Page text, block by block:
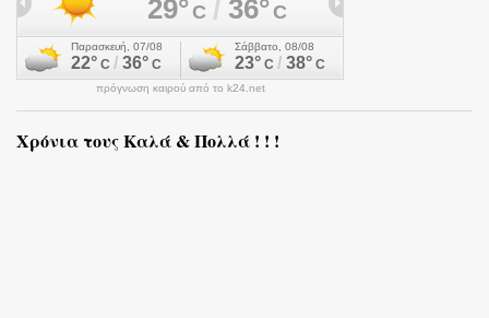
πρόγνωση καιρού από το k24.net
Χρόνια τους Καλά & Πολλά ! ! !